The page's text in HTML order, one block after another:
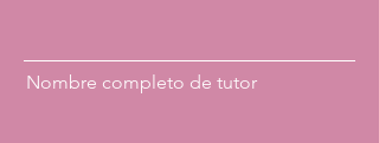
Nombre completo de tutor